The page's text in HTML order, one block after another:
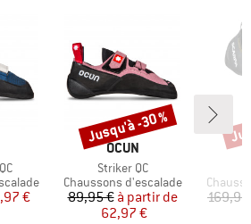
€
MARQUE
OCUN
Article
Striker QC
Product group
Chaussons d'escalade
Prix
89,95 € Prix réduit
à partir de
62,97 €
Remise
Jusqu'à -30 %